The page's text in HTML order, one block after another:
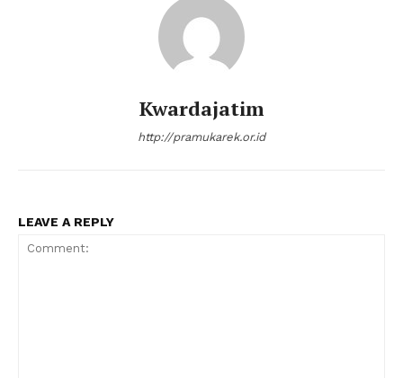
Kwardajatim
http://pramukarek.or.id
LEAVE A REPLY